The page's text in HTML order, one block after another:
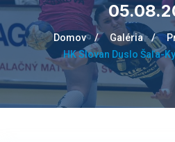
Domov Galéria
HK Slovan Duslo Šaľa-